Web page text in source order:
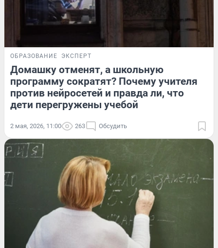
ОБРАЗОВАНИЕ ЭКСПЕРТ
Домашку отменят, а школьную
программу сократят? Почему учителя
против нейросетей и правда ли, что
дети перегружены учебой
2 мая, 2026, 11:00 263 Обсудить